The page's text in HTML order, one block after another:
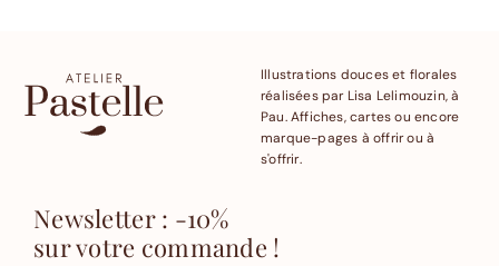
Illustrations douces et florales
réalisées par Lisa Lelimouzin, à
Pau. Affiches, cartes ou encore
marque-pages à offrir ou à
s'offrir.
Newsletter : -10%
sur votre commande !